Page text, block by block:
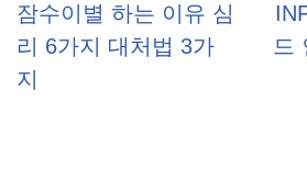
잠수이별 하는 이유 심
리 6가지 대처법 3가
지
드